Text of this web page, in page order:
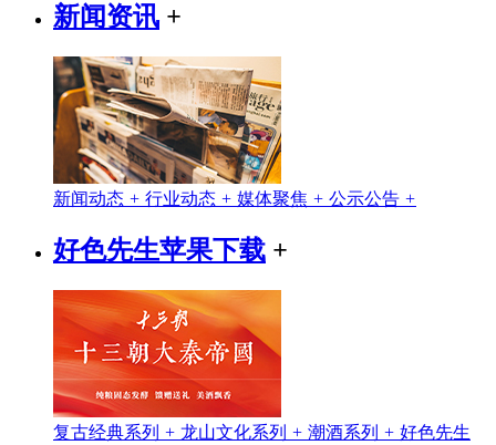
新闻资讯 +
新闻动态 + 行业动态 + 媒体聚焦 + 公示公告 +
好色先生苹果下载 +
复古经典系列 + 龙山文化系列 + 潮酒系列 + 好色先生